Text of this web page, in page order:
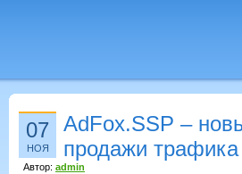
07
НОЯ
AdFox.SSP –
продажи
Автор: admin